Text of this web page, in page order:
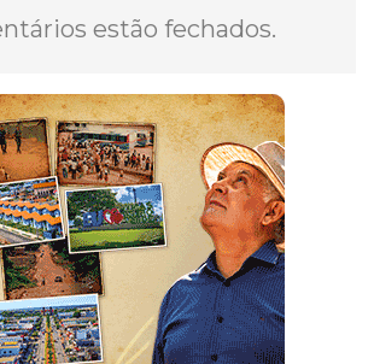
estão fechados.